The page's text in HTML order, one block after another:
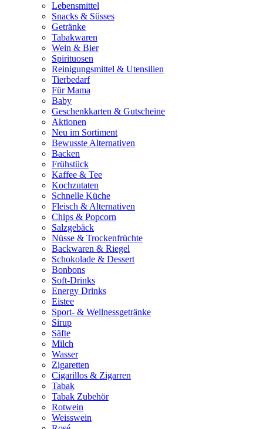
Lebensmittel
Snacks & Süsses
Getränke
Tabakwaren
Wein & Bier
Spirituosen
Reinigungsmittel & Utensilien
Tierbedarf
Für Mama
Baby
Geschenkkarten & Gutscheine
Aktionen
Neu im Sortiment
Bewusste Alternativen
Backen
Frühstück
Kaffee & Tee
Kochzutaten
Schnelle Küche
Fleisch & Alternativen
Chips & Popcorn
Salzgebäck
Nüsse & Trockenfrüchte
Backwaren & Riegel
Schokolade & Dessert
Bonbons
Soft-Drinks
Energy Drinks
Eistee
Sport- & Wellnessgetränke
Sirup
Säfte
Milch
Wasser
Zigaretten
Cigarillos & Zigarren
Tabak
Tabak Zubehör
Rotwein
Weisswein